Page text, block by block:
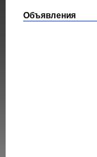
Объявления